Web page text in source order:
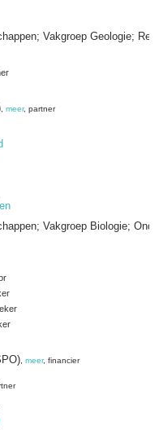
Vakgroep Geologie;
meer, partner
Vakgroep Biologie;
meer, financier